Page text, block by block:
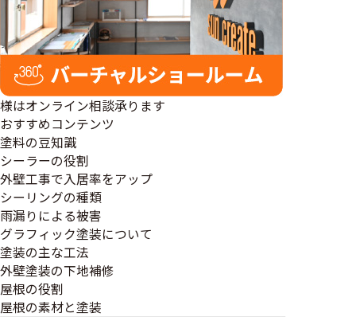
様はオンライン相談承ります
おすすめコンテンツ
塗料の豆知識
シーラーの役割
外壁工事で入居率をアップ
シーリングの種類
雨漏りによる被害
グラフィック塗装について
塗装の主な工法
外壁塗装の下地補修
屋根の役割
屋根の素材と塗装